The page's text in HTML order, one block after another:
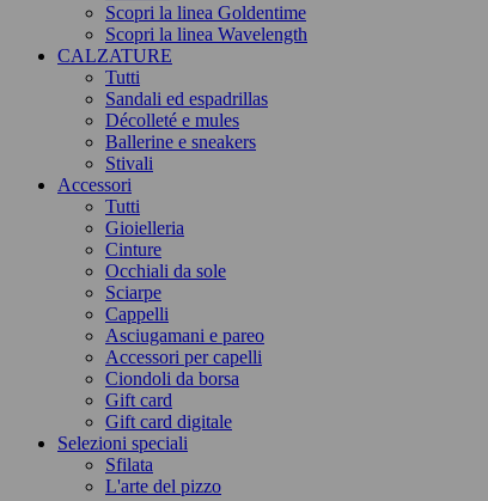
Scopri la linea Goldentime
Scopri la linea Wavelength
CALZATURE
Tutti
Sandali ed espadrillas
Décolleté e mules
Ballerine e sneakers
Stivali
Accessori
Tutti
Gioielleria
Cinture
Occhiali da sole
Sciarpe
Cappelli
Asciugamani e pareo
Accessori per capelli
Ciondoli da borsa
Gift card
Gift card digitale
Selezioni speciali
Sfilata
L'arte del pizzo